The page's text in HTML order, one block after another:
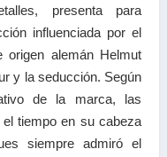
presenta para
influenciada por el
origen alemán Helmut
y la seducción. Según
de la marca, las
tiempo en su cabeza
siempre admiró el